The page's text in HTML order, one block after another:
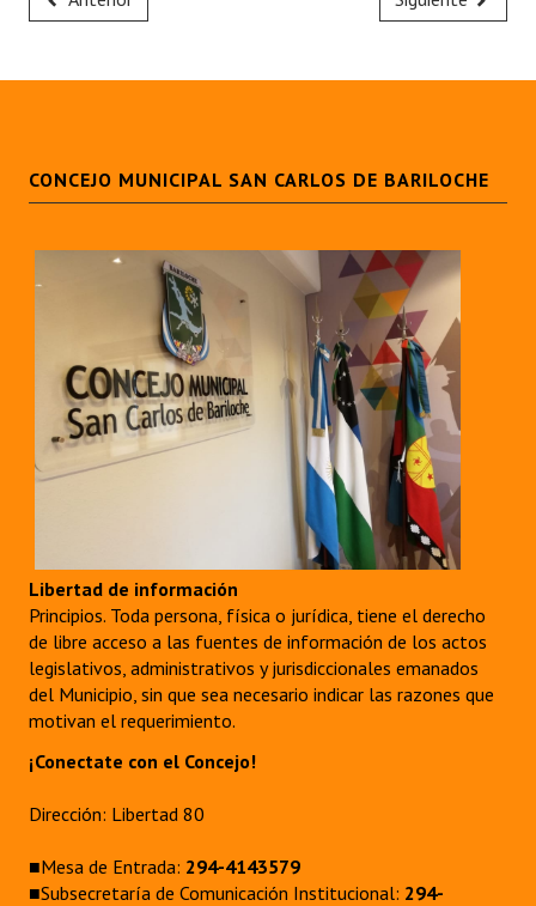
CONCEJO MUNICIPAL SAN CARLOS DE BARILOCHE
Libertad de información
Principios. Toda persona, física o jurídica, tiene el derecho
de libre acceso a las fuentes de información de los actos
legislativos, administrativos y jurisdiccionales emanados
del Municipio, sin que sea necesario indicar las razones que
motivan el requerimiento.
¡Conectate con el Concejo!
Dirección: Libertad 80
■Mesa de Entrada: 294-4143579
■Subsecretaría de Comunicación Institucional: 294-